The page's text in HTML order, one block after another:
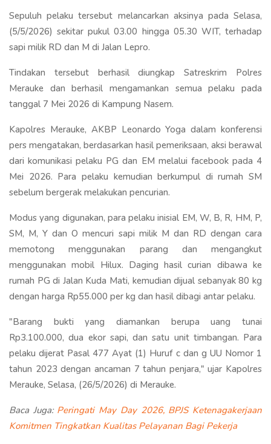
Sepuluh pelaku tersebut melancarkan aksinya pada Selasa,
(5/5/2026) sekitar pukul 03.00 hingga 05.30 WIT, terhadap
sapi milik RD dan M di Jalan Lepro.
Tindakan tersebut berhasil diungkap Satreskrim Polres
Merauke dan berhasil mengamankan semua pelaku pada
tanggal 7 Mei 2026 di Kampung Nasem.
Kapolres Merauke, AKBP Leonardo Yoga dalam konferensi
pers mengatakan, berdasarkan hasil pemeriksaan, aksi berawal
dari komunikasi pelaku PG dan EM melalui facebook pada 4
Mei 2026. Para pelaku kemudian berkumpul di rumah SM
sebelum bergerak melakukan pencurian.
Modus yang digunakan, para pelaku inisial EM, W, B, R, HM, P,
SM, M, Y dan O mencuri sapi milik M dan RD dengan cara
memotong menggunakan parang dan mengangkut
menggunakan mobil Hilux. Daging hasil curian dibawa ke
rumah PG di Jalan Kuda Mati, kemudian dijual sebanyak 80 kg
dengan harga Rp55.000 per kg dan hasil dibagi antar pelaku.
"Barang bukti yang diamankan berupa uang tunai
Rp3.100.000, dua ekor sapi, dan satu unit timbangan. Para
pelaku dijerat Pasal 477 Ayat (1) Huruf c dan g UU Nomor 1
tahun 2023 dengan ancaman 7 tahun penjara," ujar Kapolres
Merauke, Selasa, (26/5/2026) di Merauke.
Baca Juga: Peringati May Day 2026, BPJS Ketenagakerjaan
Komitmen Tingkatkan Kualitas Pelayanan Bagi Pekerja